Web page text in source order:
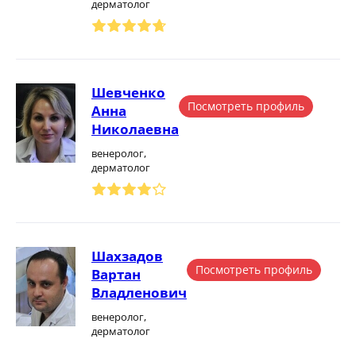
дерматолог
Шевченко
Анна
Николаевна
венеролог,
дерматолог
Посмотреть профиль
Шахзадов
Вартан
Владленович
венеролог,
дерматолог
Посмотреть профиль